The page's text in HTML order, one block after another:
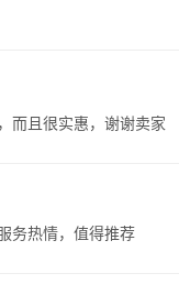
而且很实惠，谢谢卖家
务热情，值得推荐